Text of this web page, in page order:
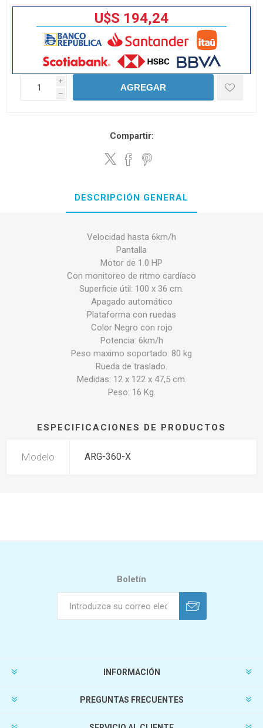
U$S 194,24
i
h
AGREGAR
Compartir:
DESCRIPCIÓN GENERAL
Velocidad hasta 6km/h
Pantalla
Motor de 1.0 HP
Con monitoreo de ritmo cardíaco
Superficie útil: 100 x 36 cm.
Apagado automático
Plataforma con ruedas
Color Negro con rojo
Potencia: 6km/h
Peso maximo soportado: 80 kg
Rueda de traslado.
Medidas: 12 x 122 x 47,5 cm.
Peso: 16 Kg.
ESPECIFICACIONES DE PRODUCTOS
Modelo ARG-360-X
Boletín
INFORMACIÓN
PREGUNTAS FRECUENTES